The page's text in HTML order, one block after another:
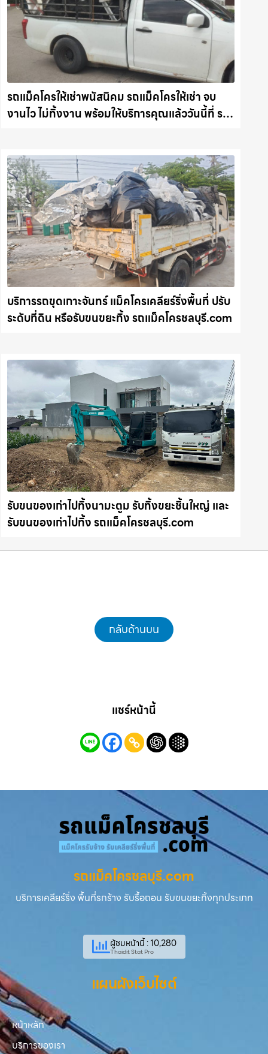
รถแม็คโครให้เช่าพนัสนิคม รถแม็คโครให้เช่า จบ
งานไว ไม่ทิ้งงาน พร้อมให้บริการคุณแล้ววันนี้ที่ รถ
บริการรถขุดเกาะจันทร์ แม็คโครเคลียร์ริ่งพื้นที่ ปรับ
ระดับที่ดิน หรือรับขนขยะทิ้ง รถแม็คโครชลบุรี.com
รับขนของเก่าไปทิ้งนามะตูม รับทิ้งขยะชิ้นใหญ่ และ
รับขนของเก่าไปทิ้ง รถแม็คโครชลบุรี.com
กลับด้านบน
แชร์หน้านี้
รถแม็คโครชลบุรี.com
บริการเคลียร์ริ่ง พื้นที่รกร้าง รับรื้อถอน รับขนขยะทิ้งทุกประเภท
ผู้ชมหน้านี้ : 10,280
Thaidit Stat Pro
แผนผังเว็บไซต์
หน้าหลัก
บริการของเรา